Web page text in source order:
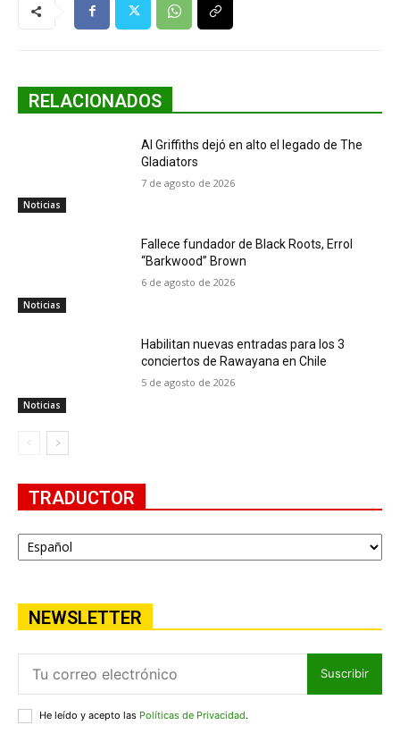
RELACIONADOS
Noticias
Al Griffiths dejó en alto el legado de The
Gladiators
7 de agosto de 2026
Noticias
Fallece fundador de Black Roots, Errol
“Barkwood” Brown
6 de agosto de 2026
Noticias
Habilitan nuevas entradas para los 3
conciertos de Rawayana en Chile
5 de agosto de 2026
TRADUCTOR
NEWSLETTER
Suscribir
He leído y acepto las Políticas de Privacidad.